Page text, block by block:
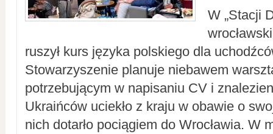
W „Stacji
ruszył kurs języka polskiego dla
Stowarzyszenie planuje niebawem
potrzebującym w napisaniu CV i
Ukraińców uciekło z kraju w obawie o
nich dotarło pociągiem do Wrocławia. W